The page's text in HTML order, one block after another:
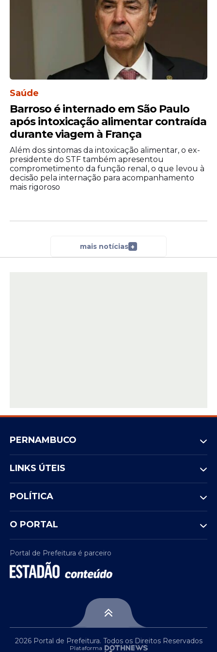
Saúde
Barroso é internado em São Paulo
após intoxicação alimentar contraída
durante viagem à França
Além dos sintomas da intoxicação alimentar, o ex-
presidente do STF também apresentou
comprometimento da função renal, o que levou à
decisão pela internação para acompanhamento
mais rigoroso
mais notícias +
PERNAMBUCO
LINKS ÚTEIS
POLÍTICA
O PORTAL
Portal de Prefeitura é parceiro
2026 Portal de Prefeitura. Todos os Direitos Reservados
Plataforma